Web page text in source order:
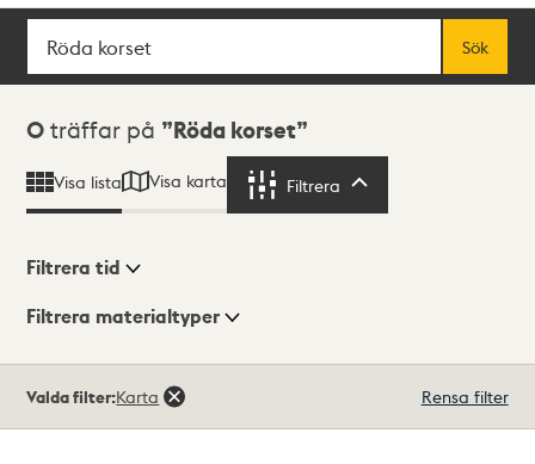
Sök
Sök
Sökresultat
0 träffar på Röda korset
Visa lista Visa karta Filtrera
Visningsläge
Filtrera tid
Filtrera materialtyper
träffar
Valda filter:Karta Rensa filter